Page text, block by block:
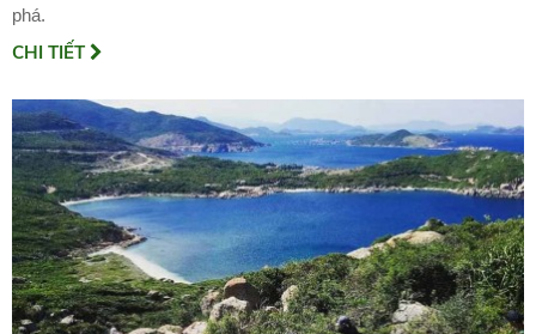
phá.
CHI TIẾT